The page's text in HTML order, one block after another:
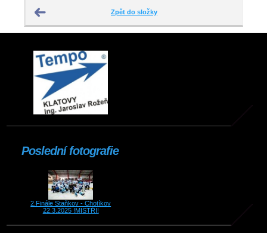
Zpět do složky
Poslední fotografie
2.Finále Staňkov - Chotíkov
22.3.2025 !MISTŘI!